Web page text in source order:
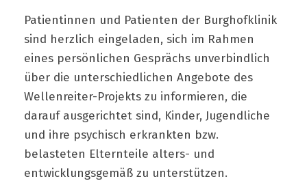
Patientinnen und Patienten der Burghofklinik
sind herzlich eingeladen, sich im Rahmen
eines persönlichen Gesprächs unverbindlich
über die unterschiedlichen Angebote des
Wellenreiter-Projekts zu informieren, die
darauf ausgerichtet sind, Kinder, Jugendliche
und ihre psychisch erkrankten bzw.
belasteten Elternteile alters- und
entwicklungsgemäß zu unterstützen.